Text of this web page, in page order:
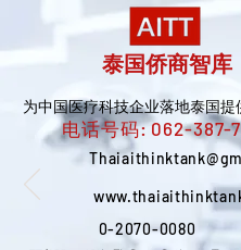
泰国侨商智库
为中国医疗科技企业落地泰国提
电话号码:062-387-
0-2070-0080